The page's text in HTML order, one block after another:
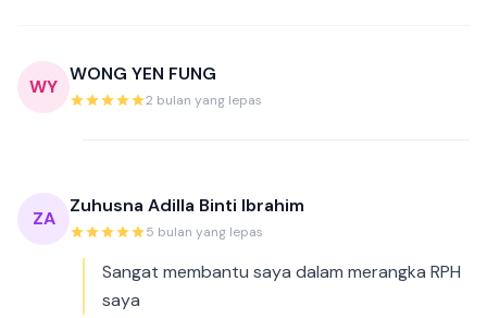
WY
WONG YEN FUNG
2 bulan yang lepas
ZA
Zuhusna Adilla Binti Ibrahim
5 bulan yang lepas
Sangat membantu saya dalam merangka RPH
saya